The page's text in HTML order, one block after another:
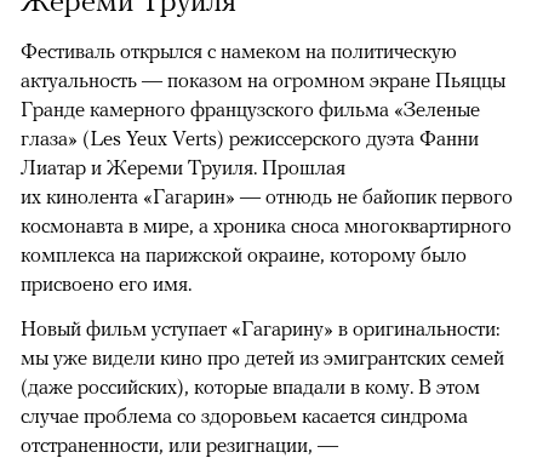
Фестиваль открылся с намеком на политическую
актуальность — показом на огромном экране Пьяццы
Гранде камерного французского фильма «Зеленые
глаза» (Les Yeux Verts) режиссерского дуэта Фанни
Лиатар и Жереми Труиля. Прошлая
их кинолента «Гагарин» — отнюдь не байопик первого
космонавта в мире, а хроника сноса многоквартирного
комплекса на парижской окраине, которому было
присвоено его имя.
Новый фильм уступает «Гагарину» в оригинальности:
мы уже видели кино про детей из эмигрантских семей
(даже российских), которые впадали в кому. В этом
случае проблема со здоровьем касается синдрома
отстраненности, или резигнации, —